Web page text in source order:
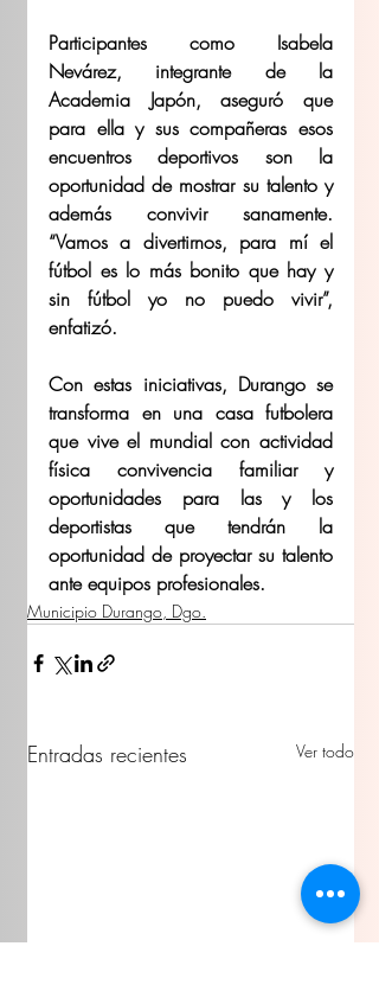
Participantes como Isabela
Nevárez, integrante de la
Academia Japón, aseguró que
para ella y sus compañeras esos
encuentros deportivos son la
oportunidad de mostrar su talento y
además convivir sanamente.
“Vamos a divertirnos, para mí el
fútbol es lo más bonito que hay y
sin fútbol yo no puedo vivir”,
enfatizó.
Con estas iniciativas, Durango se
transforma en una casa futbolera
que vive el mundial con actividad
física convivencia familiar y
oportunidades para las y los
deportistas que tendrán la
oportunidad de proyectar su talento
ante equipos profesionales.
Municipio Durango, Dgo.
Entradas recientes Ver todo